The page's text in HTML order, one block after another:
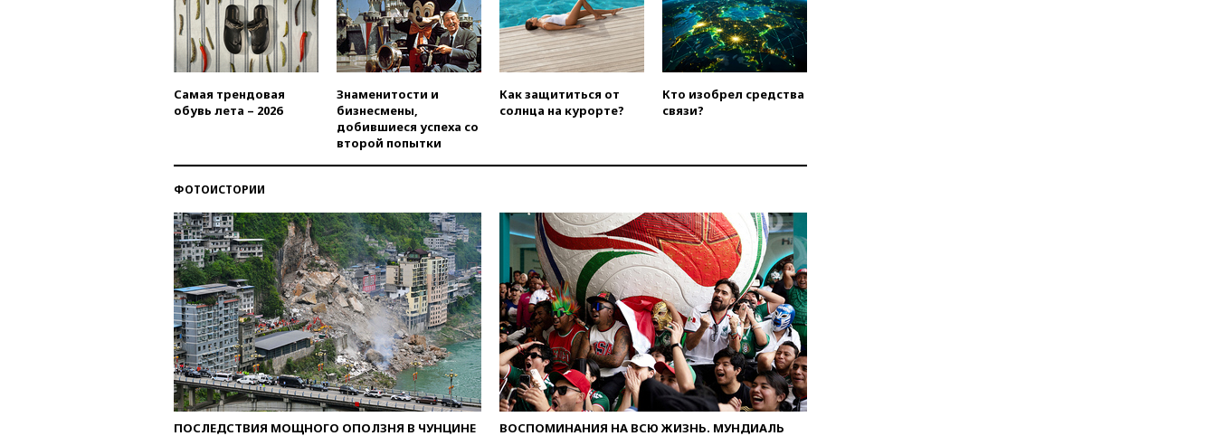
вчера, 20:20Суд США
постановил остановить
строительство бального зала в
Белом доме
вчера, 20:15 Сенат США
одобрил ужесточение
России
вчера, 19:45ISU предоставил
нейтральный статус
фигуристкам Валиевой и
Трусовой
вчера, 19:35Зеленский
впервые совершил
официальный визит в Сербию
вчера, 19:19Россиянка
погибла во Французских
Альпах
Самая трендовая
обувь лета – 2026
Знаменитости и
бизнесмены,
добившиеся успеха со
второй попытки
Как защититься от
солнца на курорте?
Кто изобрел средства
связи?
ФОТОИСТОРИИ
ПОСЛЕДСТВИЯ МОЩНОГО ОПОЛЗНЯ В ЧУНЦИНЕ
ВОСПОМИНАНИЯ НА ВСЮ ЖИЗНЬ. МУНДИАЛЬ